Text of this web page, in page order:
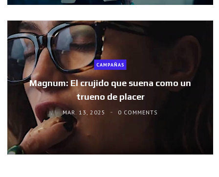
CAMPAÑAS
Magnum: El crujido que suena como un
trueno de placer
MAR. 13, 2025 0 COMMENTS